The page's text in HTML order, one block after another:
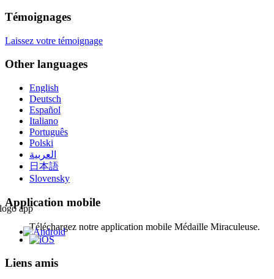
Témoignages
Laissez votre témoignage
Other languages
English
Deutsch
Español
Italiano
Português
Polski
العربية
日本語
Slovensky
Application mobile
Téléchargez notre application mobile Médaille Miraculeuse.
Liens amis